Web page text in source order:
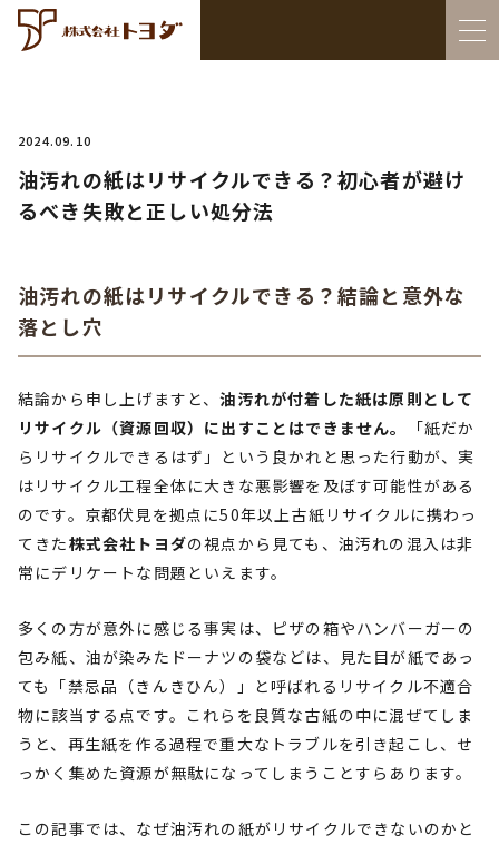
2024.09.10
油汚れの紙はリサイクルできる？初心者が避け
るべき失敗と正しい処分法
油汚れの紙はリサイクルできる？結論と意外な
落とし穴
結論から申し上げますと、油汚れが付着した紙は原則として
リサイクル（資源回収）に出すことはできません。
「紙だか
らリサイクルできるはず」という良かれと思った行動が、実
はリサイクル工程全体に大きな悪影響を及ぼす可能性がある
のです。京都伏見を拠点に50年以上古紙リサイクルに携わっ
てきた株式会社トヨダの視点から見ても、油汚れの混入は非
常にデリケートな問題といえます。
多くの方が意外に感じる事実は、ピザの箱やハンバーガーの
包み紙、油が染みたドーナツの袋などは、見た目が紙であっ
ても「禁忌品（きんきひん）」と呼ばれるリサイクル不適合
物に該当する点です。これらを良質な古紙の中に混ぜてしま
うと、再生紙を作る過程で重大なトラブルを引き起こし、せ
っかく集めた資源が無駄になってしまうことすらあります。
この記事では、なぜ油汚れの紙がリサイクルできないのかと